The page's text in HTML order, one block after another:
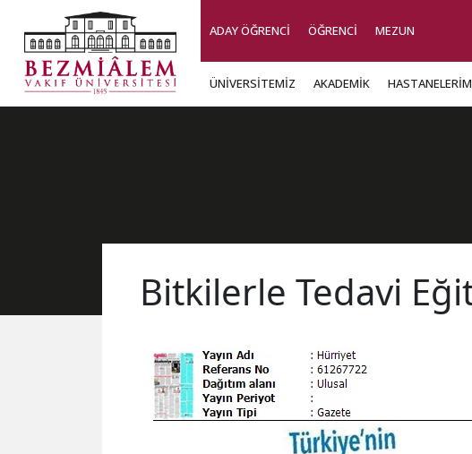
ADAY ÖĞRENCİ ÖĞRENCİ MEZUN
ÜNİVERSİTEMİZ AKADEMİK
Bitkilerle Tedavi